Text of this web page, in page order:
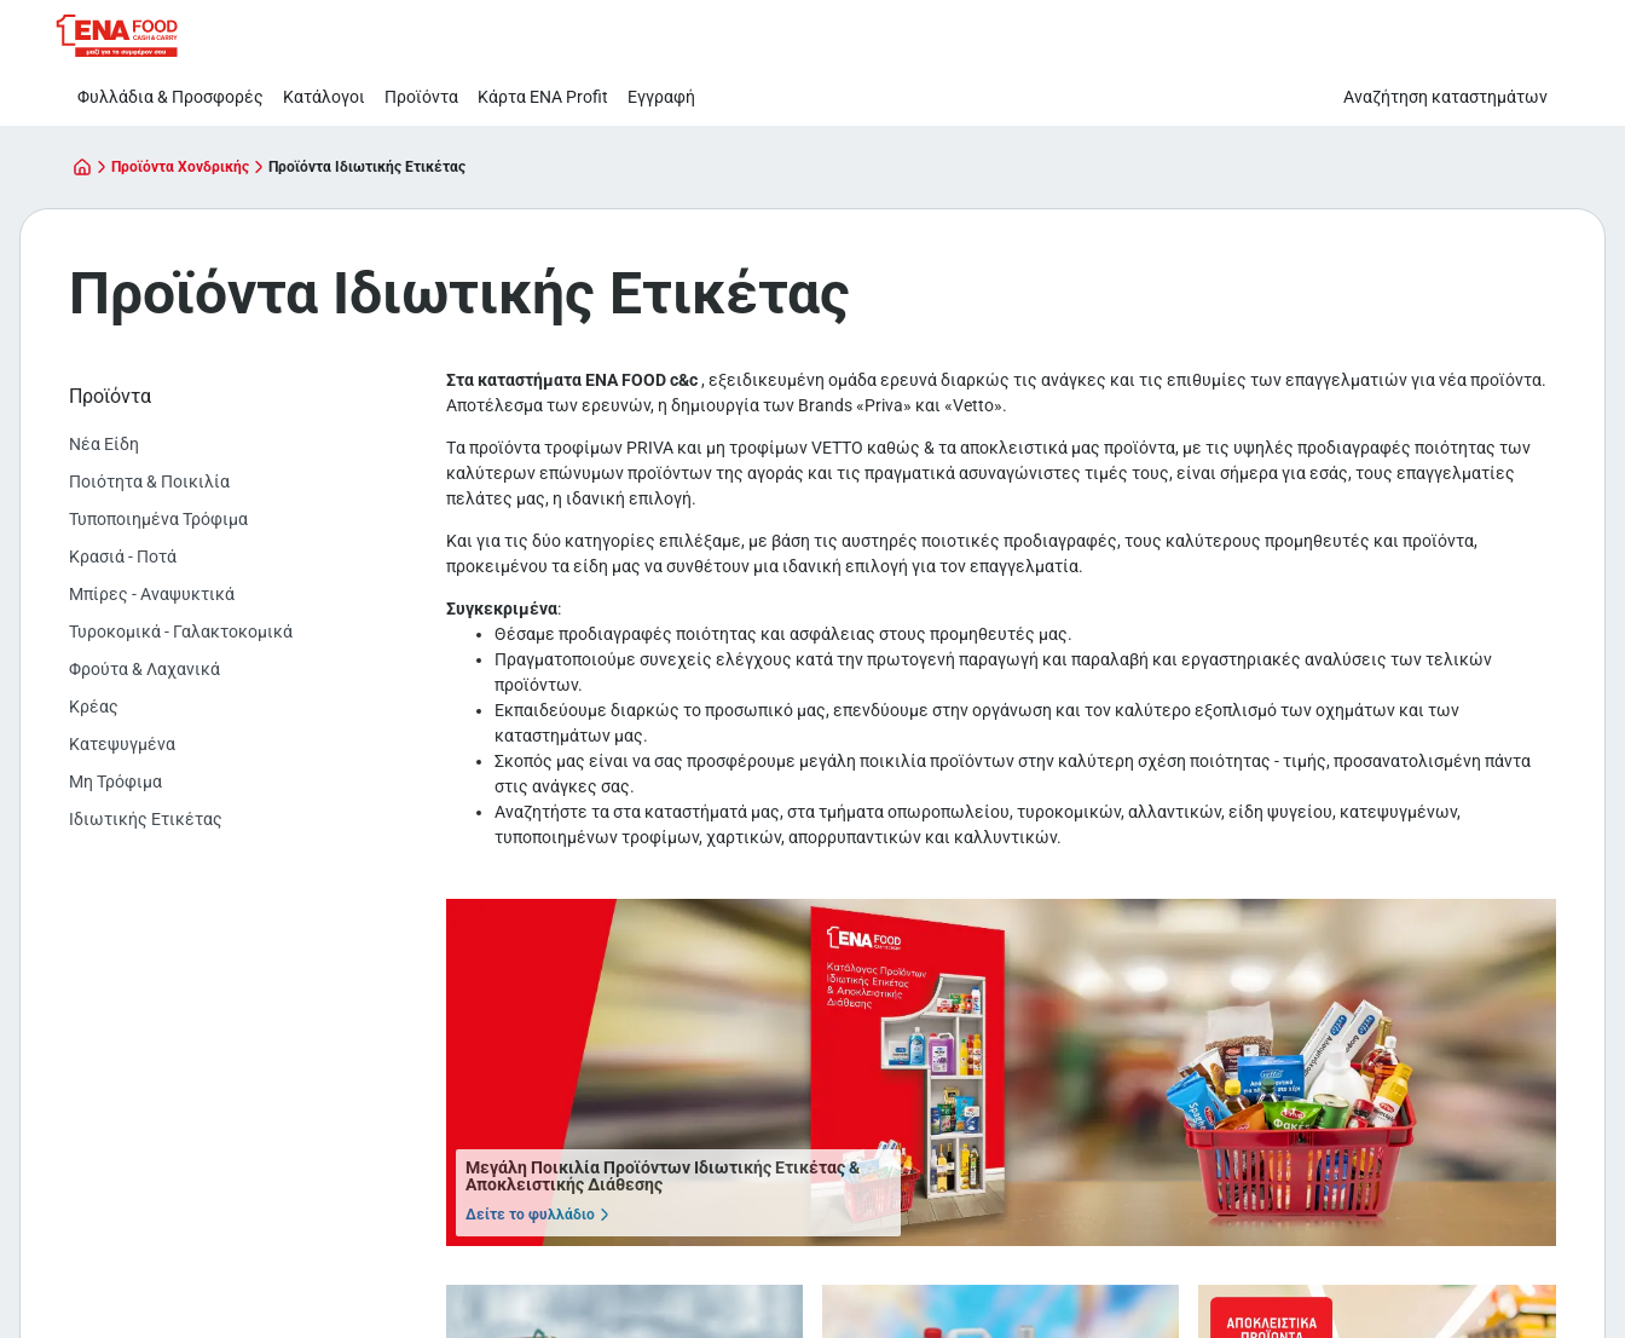
Παράλειψη
Προϊόντα
Ιδιωτικής
Φυλλάδια & Προσφορές Κατάλογοι Προϊόντα Κάρτα ΕΝΑ Profit Εγγραφή Αναζήτηση καταστημάτων
Προϊόντα Χονδρικής Προϊόντα Ιδιωτικής Ετικέτας
Προϊόντα Ιδιωτικής Ετικέτας
Προϊόντα
Νέα Είδη
Ποιότητα & Ποικιλία
Τυποποιημένα Τρόφιμα
Κρασιά - Ποτά
Μπίρες - Αναψυκτικά
Τυροκομικά - Γαλακτοκομικά
Φρούτα & Λαχανικά
Κρέας
Κατεψυγμένα
Μη Τρόφιμα
Ιδιωτικής Ετικέτας
Στα καταστήματα ΕΝΑ FOOD c&c, εξειδικευμένη ομάδα ερευνά διαρκώς τις ανάγκες και τις επιθυμίες των επαγγελματιών για νέα προϊόντα.
Αποτέλεσμα των ερευνών, η δημιουργία των Brands «Priva» και «Vetto».
Tα προϊόντα τροφίμων PRIVA και μη τροφίμων VETTO καθώς & τα αποκλειστικά μας προϊόντα, με τις υψηλές προδιαγραφές ποιότητας των
καλύτερων επώνυμων προϊόντων της αγοράς και τις πραγματικά ασυναγώνιστες τιμές τους, είναι σήμερα για εσάς, τους επαγγελματίες
πελάτες μας, η ιδανική επιλογή.
Και για τις δύο κατηγορίες επιλέξαμε, με βάση τις αυστηρές ποιοτικές προδιαγραφές, τους καλύτερους προμηθευτές και προϊόντα,
προκειμένου τα είδη μας να συνθέτουν μια ιδανική επιλογή για τον επαγγελματία.
Συγκεκριμένα:
Θέσαμε προδιαγραφές ποιότητας και ασφάλειας στους προμηθευτές μας.
Πραγματοποιούμε συνεχείς ελέγχους κατά την πρωτογενή παραγωγή και παραλαβή και εργαστηριακές αναλύσεις των τελικών
προϊόντων.
Εκπαιδεύουμε διαρκώς το προσωπικό μας, επενδύουμε στην οργάνωση και τον καλύτερο εξοπλισμό των οχημάτων και των
καταστημάτων μας.
Σκοπός μας είναι να σας προσφέρουμε μεγάλη ποικιλία προϊόντων στην καλύτερη σχέση ποιότητας - τιμής, προσανατολισμένη πάντα
στις ανάγκες σας.
Αναζητήστε τα στα καταστήματά μας, στα τμήματα οπωροπωλείου, τυροκομικών, αλλαντικών, είδη ψυγείου, κατεψυγμένων,
τυποποιημένων τροφίμων, χαρτικών, απορρυπαντικών και καλλυντικών.
Μεγάλη Ποικιλία Προϊόντων Ιδιωτικής Ετικέτας &
Αποκλειστικής Διάθεσης
Δείτε το φυλλάδιο